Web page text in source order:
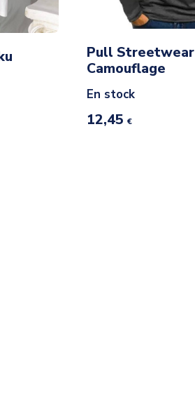
Pull Streetwear
Camouflage
En stock
12,45€